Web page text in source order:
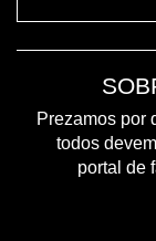
Prezamos por
todos
portal de